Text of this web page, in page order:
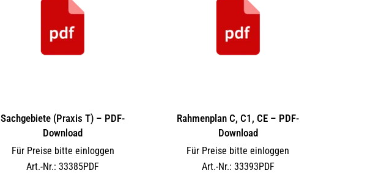
Sachgebiete (Praxis T) – PDF-
Download
Für Preise bitte einloggen
Art.-Nr.: 33385PDF
Rahmenplan C, C1, CE – PDF-
Download
Für Preise bitte einloggen
Art.-Nr.: 33393PDF